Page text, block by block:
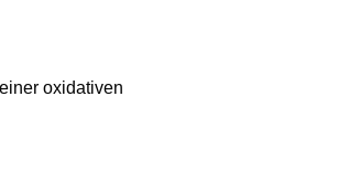
oxidativen